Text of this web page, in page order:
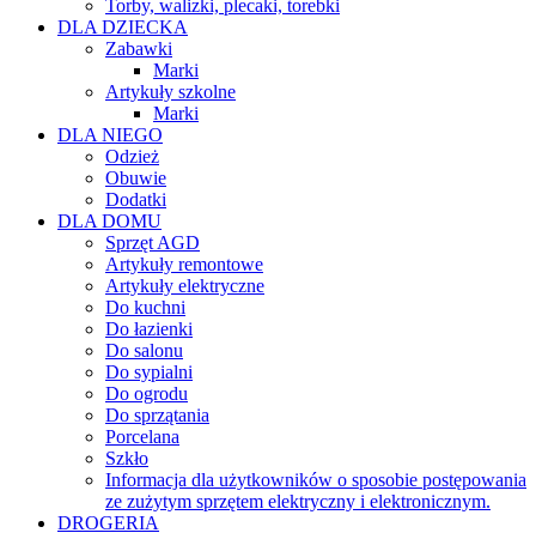
Torby, walizki, plecaki, torebki
DLA DZIECKA
Zabawki
Marki
Artykuły szkolne
Marki
DLA NIEGO
Odzież
Obuwie
Dodatki
DLA DOMU
Sprzęt AGD
Artykuły remontowe
Artykuły elektryczne
Do kuchni
Do łazienki
Do salonu
Do sypialni
Do ogrodu
Do sprzątania
Porcelana
Szkło
Informacja dla użytkowników o sposobie postępowania
ze zużytym sprzętem elektryczny i elektronicznym.
DROGERIA